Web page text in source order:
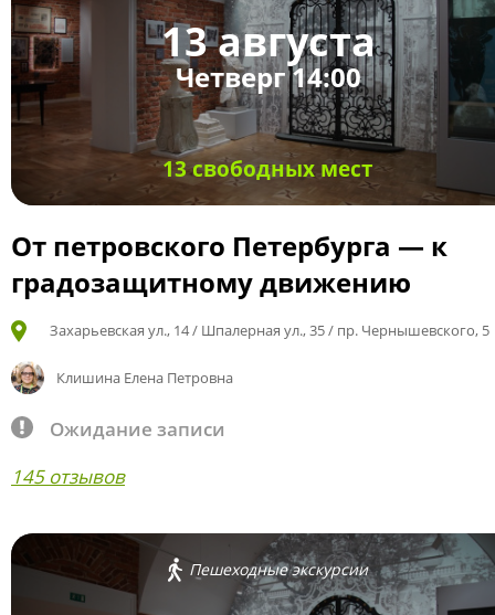
13 августа
Четверг 14:00
13 свободных мест
От петровского Петербурга — к
градозащитному движению
Захарьевская ул., 14 / Шпалерная ул., 35 / пр. Чернышевского, 5
Клишина Елена Петровна
Ожидание записи
145 отзывов
Пешеходные экскурсии